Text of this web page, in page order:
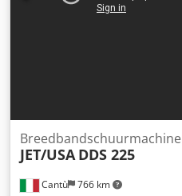
Cantù 766 km
Breedbandschuurmachine
JET/USA DDS 225